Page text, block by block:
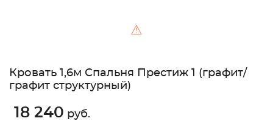
⚠
Кровать 1,6м Спальня Престиж 1 (графит/
графит структурный)
18 240 руб.